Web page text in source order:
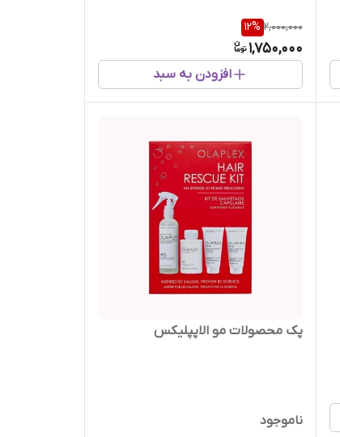
2,000,000
12%
1,750,000
افزودن به سبد
پک محصولات مو الاپپلیکس
ناموجود